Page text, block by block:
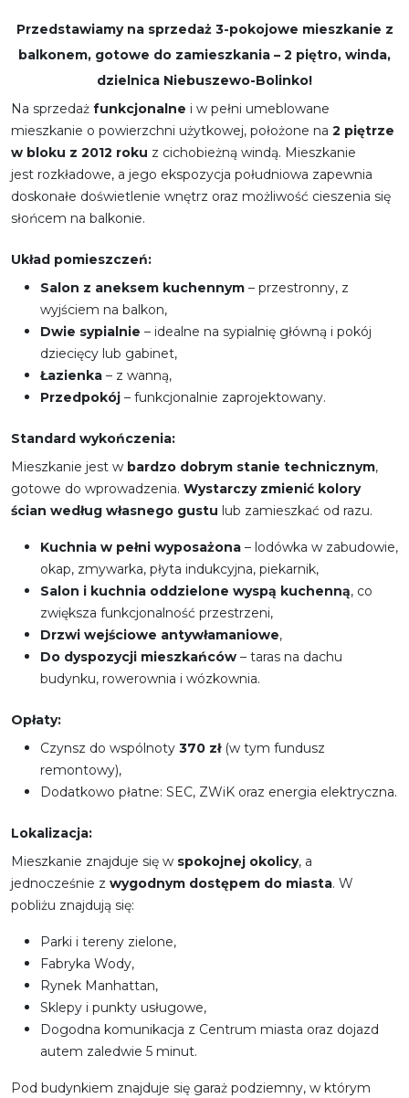
Przedstawiamy na sprzedaż 3-pokojowe mieszkanie z
balkonem, gotowe do zamieszkania – 2 piętro, winda,
dzielnica Niebuszewo-Bolinko!
Na sprzedaż funkcjonalne i w pełni umeblowane
mieszkanie o powierzchni użytkowej, położone na 2 piętrze
w bloku z 2012 roku z cichobieżną windą. Mieszkanie
jest rozkładowe, a jego ekspozycja południowa zapewnia
doskonałe doświetlenie wnętrz oraz możliwość cieszenia się
słońcem na balkonie.
Układ pomieszczeń:
Salon z aneksem kuchennym – przestronny, z
wyjściem na balkon,
Dwie sypialnie – idealne na sypialnię główną i pokój
dziecięcy lub gabinet,
Łazienka – z wanną,
Przedpokój – funkcjonalnie zaprojektowany.
Standard wykończenia:
Mieszkanie jest w bardzo dobrym stanie technicznym,
gotowe do wprowadzenia. Wystarczy zmienić kolory
ścian według własnego gustu lub zamieszkać od razu.
Kuchnia w pełni wyposażona – lodówka w zabudowie,
okap, zmywarka, płyta indukcyjna, piekarnik,
Salon i kuchnia oddzielone wyspą kuchenną, co
zwiększa funkcjonalność przestrzeni,
Drzwi wejściowe antywłamaniowe,
Do dyspozycji mieszkańców – taras na dachu
budynku, rowerownia i wózkownia.
Opłaty:
Czynsz do wspólnoty 370 zł(w tym fundusz
remontowy),
Dodatkowo płatne: SEC, ZWiK oraz energia elektryczna.
Lokalizacja:
Mieszkanie znajduje się w spokojnej okolicy, a
jednocześnie z wygodnym dostępem do miasta. W
pobliżu znajdują się:
Parki i tereny zielone,
Fabryka Wody,
Rynek Manhattan,
Sklepy i punkty usługowe,
Dogodna komunikacja z Centrum miasta oraz dojazd
autem zaledwie 5 minut.
Pod budynkiem znajduje się garaż podziemny, w którym